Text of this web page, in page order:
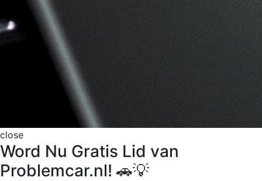
close
Word Nu Gratis Lid van
Problemcar.nl! 🚗💡